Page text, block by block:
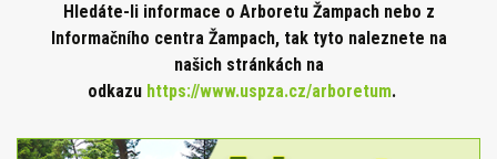
Hledáte-li informace o Arboretu Žampach nebo z
Informačního centra Žampach, tak tyto naleznete na
našich stránkách na
odkazu https://www.uspza.cz/arboretum.